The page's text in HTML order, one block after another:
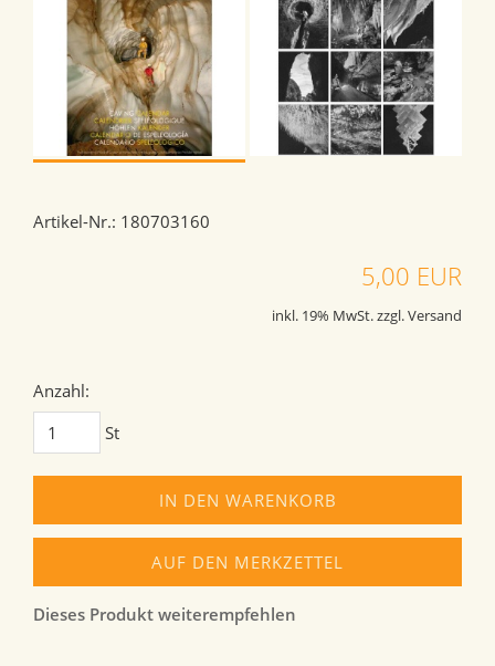
Artikel-Nr.: 180703160
5,00 EUR
inkl. 19% MwSt. zzgl. Versand
Anzahl:
St
IN DEN WARENKORB
AUF DEN MERKZETTEL
Dieses Produkt weiterempfehlen